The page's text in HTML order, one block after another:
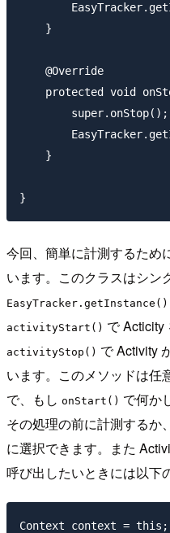
    }
    @Override
protected void
        super.onStop();
    }
今回、簡単に計測するため
います。このクラスはシン
EasyTracker.getInstance()
activityStart() で Acticity
activityStop() で Activity
います。このメソッドは任
で、もし onStart() で何か
その処理の前に計測するか
に選択できます。また
呼び出したいときには以下
Context context = this;